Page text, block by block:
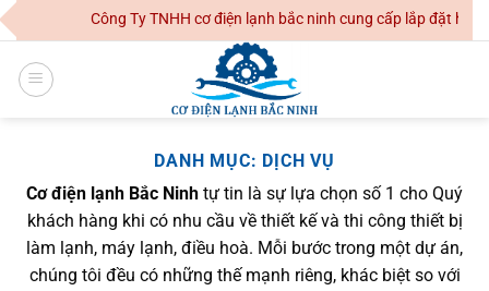
Skip
to
content
Công Ty TNHH cơ điện lạnh bắc ninh cung cấp lắp đặt hệ
DANH MỤC: DỊCH VỤ
Cơ điện lạnh Bắc Ninh tự tin là sự lựa chọn số 1 cho Quý
khách hàng khi có nhu cầu về thiết kế và thi công thiết bị
làm lạnh, máy lạnh, điều hoà. Mỗi bước trong một dự án,
chúng tôi đều có những thế mạnh riêng, khác biệt so với